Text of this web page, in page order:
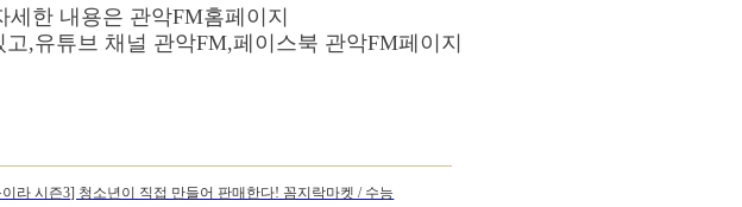
세한 내용은 관악FM홈페이지
고,유튜브 채널 관악FM,페이스북 관악FM페이지
라 시즌3] 청소년이 직접 만들어 판매한다! 꼼지락마켓 / 수능